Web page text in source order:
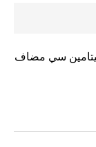
فيتامين سي مضاف